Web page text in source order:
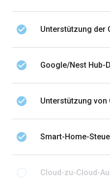
check_circle Unterstützung der
check_circle Google/Nest Hub-
check_circle Unterstützung von
check_circle Smart-Home-
Cloud-zu-Cloud-